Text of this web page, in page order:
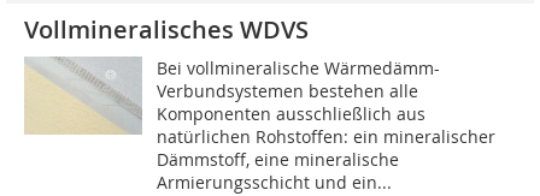
Vollmineralisches WDVS
Bei vollmineralische Wärmedämm-
Verbundsystemen bestehen alle
Komponenten ausschließlich aus
natürlichen Rohstoffen: ein mineralischer
Dämmstoff, eine mineralische
Armierungsschicht und ein...